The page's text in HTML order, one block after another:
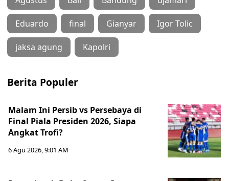
Eduardo final Gianyar Igor Tolic
jaksa agung Kapolri
Berita Populer
Malam Ini Persib vs Persebaya di
Final Piala Presiden 2026, Siapa
Angkat Trofi?
6 Agu 2026, 9:01 AM